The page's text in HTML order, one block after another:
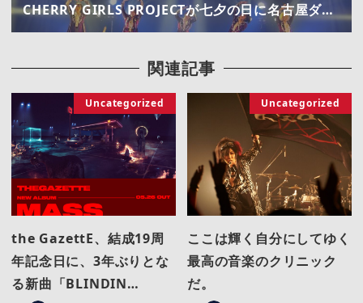
CHERRY GIRLS PROJECTが七夕の日に名古屋ダ…
関連記事
Uncategorized
the GazettE、結成19周
年記念日に、3年ぶりとな
る新曲「BLINDIN…
Uncategorized
ここは輝く自分にしてゆく
最高の音楽のクリニック
だ。